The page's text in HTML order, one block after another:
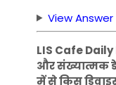
View Answer
LIS Cafe
और संख्यात्मक
में से किस